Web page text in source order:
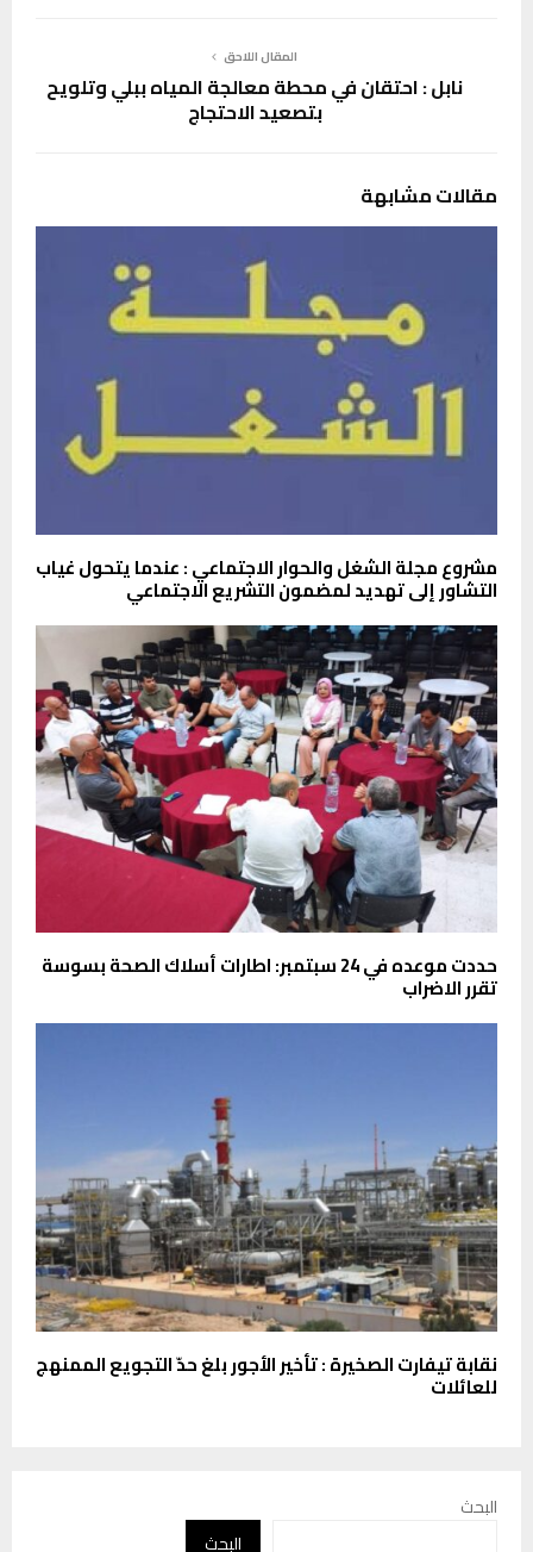
المقال اللاحق
نابل : احتقان في محطة معالجة المياه ببلي وتلويح
بتصعيد الاحتجاج
مقالات مشابهة
مشروع مجلة الشغل والحوار الاجتماعي : عندما يتحول غياب
التشاور إلى تهديد لمضمون التشريع الاجتماعي
حددت موعده في 24 سبتمبر: اطارات أسلاك الصحة بسوسة
تقرر الاضراب
نقابة تيفارت الصخيرة : تأخير الأجور بلغ حدّ التجويع الممنهج
للعائلات
البحث
البحث